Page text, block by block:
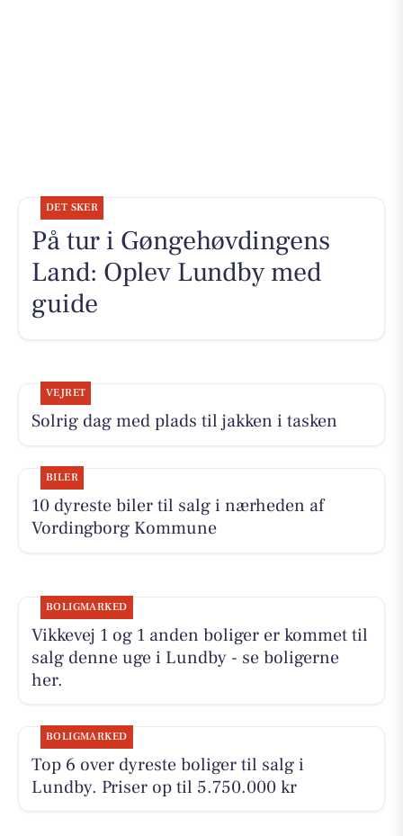
DET SKER
På tur i Gøngehøvdingens
Land: Oplev Lundby med
guide
VEJRET
Solrig dag med plads til jakken i tasken
BILER
10 dyreste biler til salg i nærheden af
Vordingborg Kommune
BOLIGMARKED
Vikkevej 1 og 1 anden boliger er kommet til
salg denne uge i Lundby - se boligerne
her.
BOLIGMARKED
Top 6 over dyreste boliger til salg i
Lundby. Priser op til 5.750.000 kr